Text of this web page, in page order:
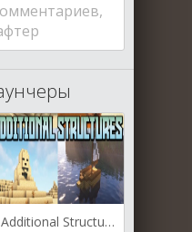
Additional Structures для Майнкрафт [1.21.3, 1.21.1, 1.21]